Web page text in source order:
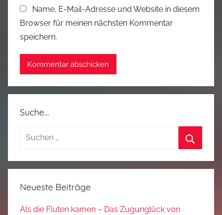
Name, E-Mail-Adresse und Website in diesem
Browser für meinen nächsten Kommentar
speichern.
Suche…
Suchen
Neueste Beiträge
Als die Fluten kamen – Das Zugunglück von